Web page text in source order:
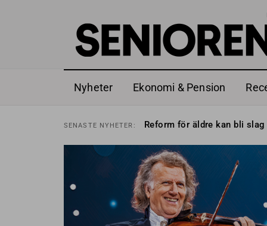
Nyheter Ekonomi & Pension
SENASTE NYHETER: Reform för äldre kan bli
SENASTENYHETER: Dom öppnar för rätt till
SENASTENYHETER: Snart kan telefonförsäljning
Hyror rusar ifrån äldres
NYHETER: Liten höjning av
SENASTE NYHETER: Sven Hagströmer
SENASTE NYHETER: Reform för äldre kan bli